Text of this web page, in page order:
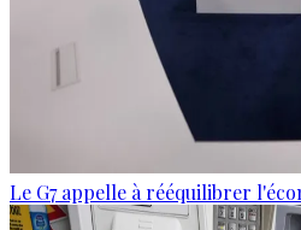
Le G7 appelle à rééquilibrer